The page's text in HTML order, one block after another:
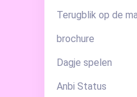
Terugblik op de
brochure
Dagje spelen
Anbi Status